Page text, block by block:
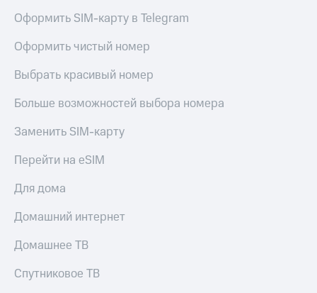
Оформить SIM-карту в Telegram
Оформить чистый номер
Выбрать красивый номер
Больше возможностей выбора номера
Заменить SIM-карту
Перейти на eSIM
Для дома
Домашний интернет
Домашнее ТВ
Спутниковое ТВ